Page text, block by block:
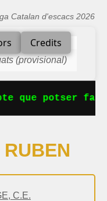
Catalan d'escacs 2026
Credits
(provisional)
que potser
C.E.